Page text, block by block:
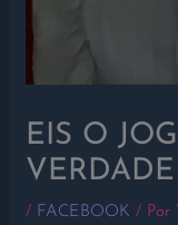
EIS O
/ FACEBOOK / Por